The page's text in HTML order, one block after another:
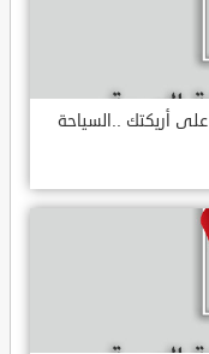
أريكتك ..السياحة